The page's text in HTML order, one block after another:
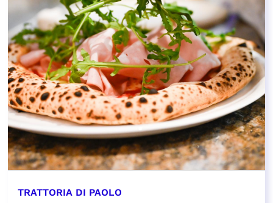
TRATTORIA DI PAOLO